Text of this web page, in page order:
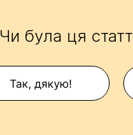
Чи була ця
Так, дякую!